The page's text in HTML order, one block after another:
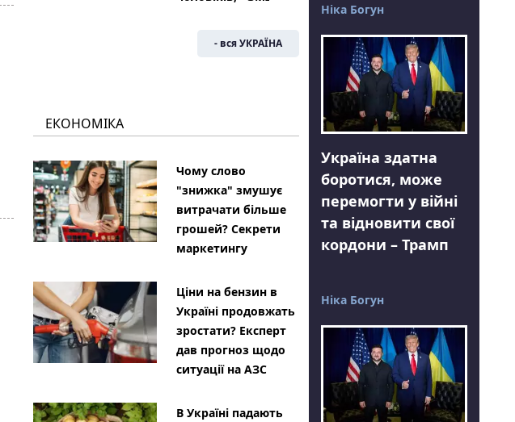
- вся УКРАЇНА
ЕКОНОМІКА
Чому слово
"знижка" змушує
витрачати більше
грошей? Секрети
маркетингу
Ціни на бензин в
Україні продовжать
зростати? Експерт
дав прогноз щодо
ситуації на АЗС
В Україні падають
Ніка Богун
Україна здатна
боротися, може
перемогти у війні
та відновити свої
кордони – Трамп
Ніка Богун